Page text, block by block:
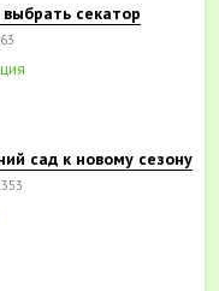
секатор
сад к новому сезону